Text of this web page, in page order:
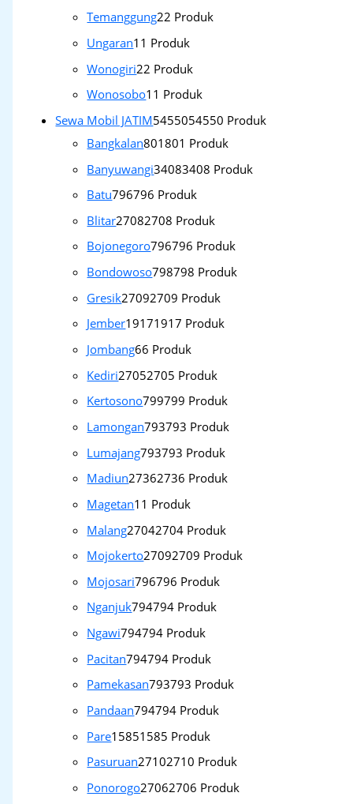
Temanggung22 Produk
Ungaran1 1 Produk
Wonogiri22 Produk
Wonosobo1 1 Produk
Sewa Mobil JATIM5455054550 Produk
Bangkalan801801 Produk
Banyuwangi34083408 Produk
Batu796796 Produk
Blitar27082708 Produk
Bojonegoro796796 Produk
Bondowoso798798 Produk
Gresik27092709 Produk
Jember19171917 Produk
Jombang66 Produk
Kediri27052705 Produk
Kertosono799799 Produk
Lamongan793793 Produk
Lumajang793793 Produk
Madiun27362736 Produk
Magetan1 1 Produk
Malang27042704 Produk
Mojokerto27092709 Produk
Mojosari796796 Produk
Nganjuk794794 Produk
Ngawi794794 Produk
Pacitan794794 Produk
Pamekasan793793 Produk
Pandaan794794 Produk
Pare15851585 Produk
Pasuruan27102710 Produk
Ponorogo27062706 Produk